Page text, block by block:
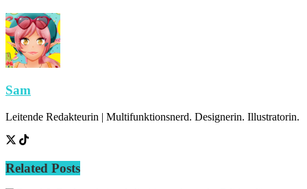
Sam
Leitende Redakteurin | Multifunktionsnerd. Designerin. Illustratorin.
Related Posts